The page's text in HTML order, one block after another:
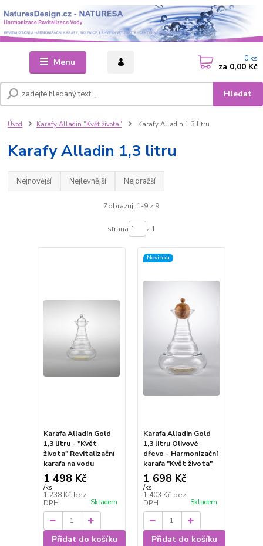
Menu
Hledat
0 ks
za 0,00 Kč
Úvod Karafy Alladin "Květ života" Karafy Alladin 1,3 litru
Karafy Alladin 1,3 litru
Nejnovější Nejlevnější Nejdražší
Zobrazuji 1-9 z 9
strana z 1
Karafa Alladin Gold
1,3 litru - "Květ
života" Revitalizační
karafa na vodu
1 498 Kč
/ks
1 238 Kč bez
DPH
Skladem
Přidat do košíku
Novinka
Karafa Alladin Gold
1,3 litru Olivové
dřevo - Harmonizační
karafa "Květ života"
1 698 Kč
/ks
1 403 Kč bez
DPH
Skladem
Přidat do košíku